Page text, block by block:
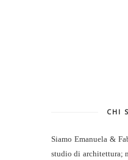
CHI
Siamo Emanuela &
studio di architettura;